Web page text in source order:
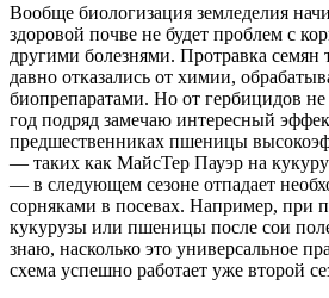
Вообще биологизация земледелия
здоровой почве не будет проблем с
другими болезнями. Протравка
давно отказались от химии,
биопрепаратами. Но от гербицидов
год подряд замечаю интересный
предшественниках пшеницы
— таких как МайсТер Пауэр на
— в следующем сезоне отпадает
сорняками в посевах. Например, при
кукурузы или пшеницы после сои
знаю, насколько это универсальное
схема успешно работает уже второй